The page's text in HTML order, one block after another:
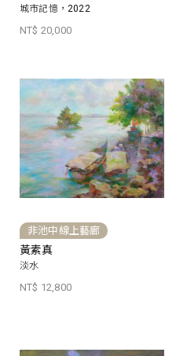
城市記憶，2022
NT$ 20,000
非池中線上藝廊
黃素真
淡水
NT$ 12,800